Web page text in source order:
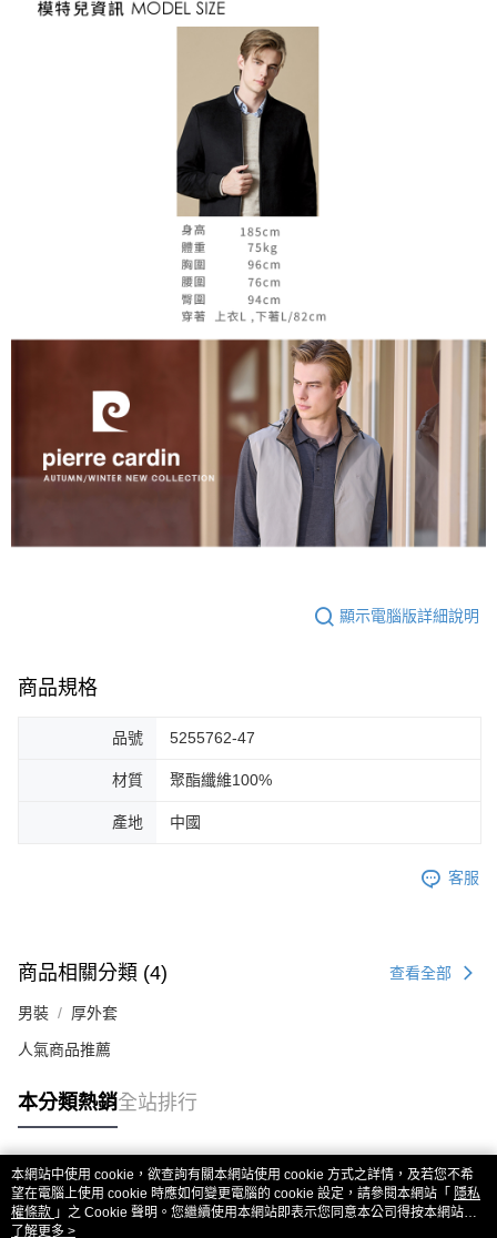
顯示電腦版詳細說明
商品規格
品號 5255762-47
材質 聚酯纖維100%
產地 中國
客服
商品相關分類 (4) 查看全部
男裝 厚外套
人氣商品推薦
本分類熱銷全站排行
熱門標籤
本網站中使用 cookie，欲查詢有關本網站使用 cookie 方式之詳情，及若您不希
望在電腦上使用 cookie 時應如何變更電腦的 cookie 設定，請參閱本網站「 隱私
權條款 」之 Cookie 聲明。您繼續使用本網站即表示您同意本公司得按本網站使
用條款之 Cookie 聲明使用 cookie。
了解更多 >